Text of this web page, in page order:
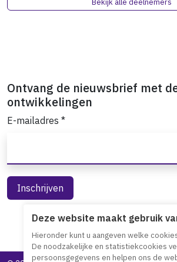
Bekijk alle deelnemers
Ontvang de nieuwsbrief met
ontwikkelingen
E-mailadres *
Deze website maakt gebruik
Hieronder kunt u aangeven welke
De noodzakelijke en statistiekcookies
persoonsgegevens en helpen ons de